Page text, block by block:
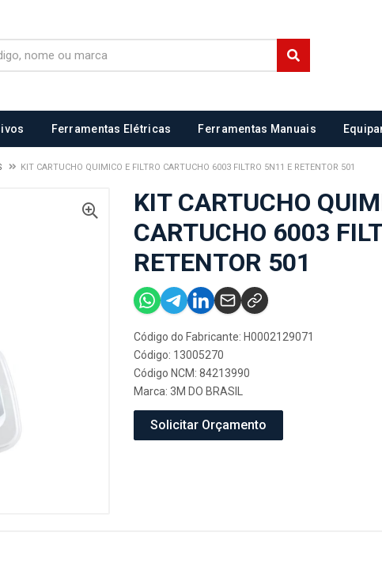
Ferramentas Elétricas Ferramentas Manuais
KIT CARTUCHO QUIMICO E FILTRO CARTUCHO 6003 FILTRO 5N11 E RETENTOR 501
KIT CARTUCHO
CARTUCHO 6003
RETENTOR 501
Código do Fabricante: H0002129071
Código: 13005270
Código NCM: 84213990
Marca: 3M DO BRASIL
Solicitar Orçamento